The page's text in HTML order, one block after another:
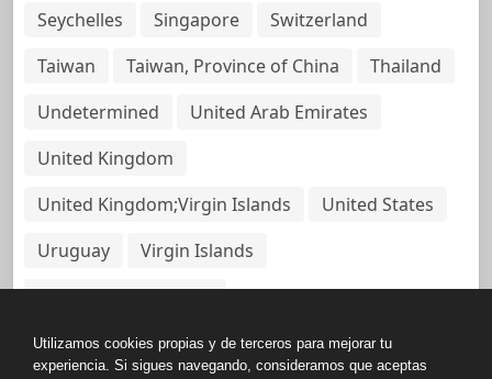
Seychelles
Singapore
Switzerland
Taiwan
Taiwan, Province of China
Thailand
Undetermined
United Arab Emirates
United Kingdom
United Kingdom;Virgin Islands
United States
Uruguay
Virgin Islands
Virgin Islands, British
Utilizamos cookies propias y de terceros para mejorar tu
experiencia. Si sigues navegando, consideramos que aceptas